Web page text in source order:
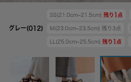
グレー(012)
SS(21.0cm~21.5cm) 残り 点
M(23.0cm~23.5cm) 残り 3 点
LL(25.0cm~25.5cm) 残り 点